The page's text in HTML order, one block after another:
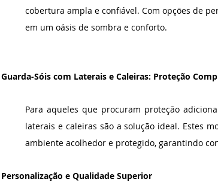
cobertura ampla e confiável. Com opções de
em um oásis de sombra e conforto.
Guarda-Sóis com Laterais e Caleiras: Proteção
Para aqueles que procuram proteção
laterais e caleiras são a solução ideal. Estes
ambiente acolhedor e protegido, garantindo
Personalização e Qualidade Superior